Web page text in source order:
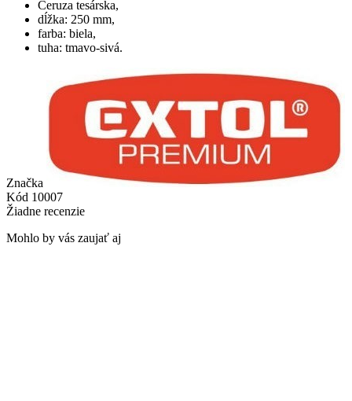
Ceruza tesárska,
dĺžka: 250 mm,
farba: biela,
tuha: tmavo-sivá.
Značka
Kód 10007
Žiadne recenzie
Mohlo by vás zaujať aj